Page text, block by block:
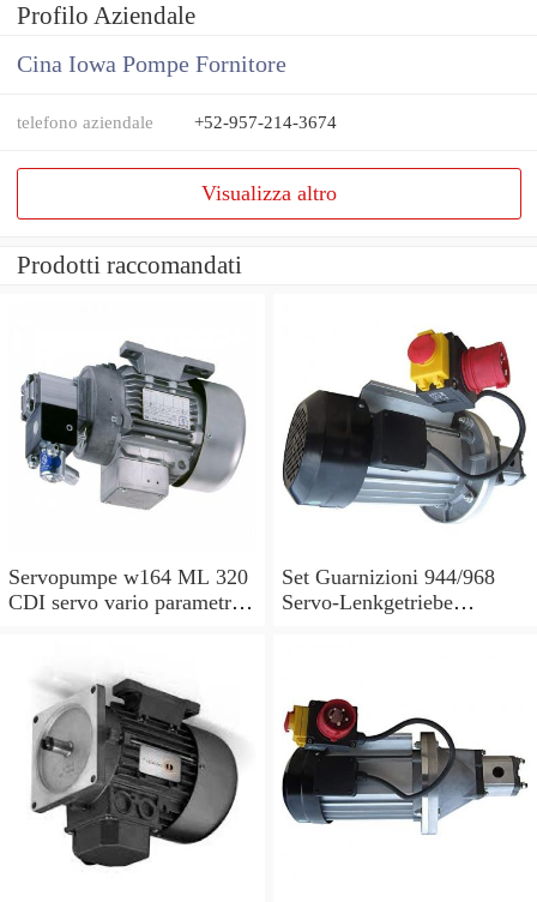
Profilo Aziendale
Cina Iowa Pompe Fornitore
telefono aziendale +52-957-214-3674
Visualizza altro
Prodotti raccomandati
Servopumpe w164 ML 320
CDI servo vario parametri
Set Guarnizioni 944/968
Servo-Lenkgetriebe